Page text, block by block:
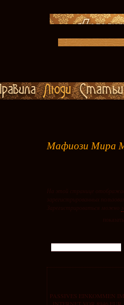
Мафиози Мира
На этой странице
PASSIVES EINKOMMEN IM